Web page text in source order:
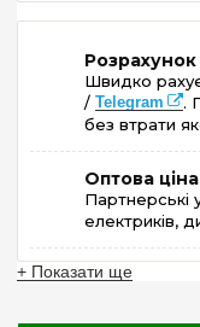
Швидко
/ Telegram
.
без втрати
Оптова
Партнерські
електриків,
+ Показати ще